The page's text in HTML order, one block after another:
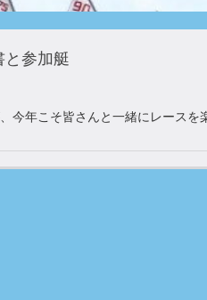
参加艇
今年こそ皆さんと一緒にレースを